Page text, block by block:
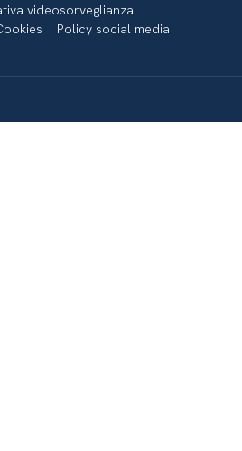
videosorveglianza
Policy social media